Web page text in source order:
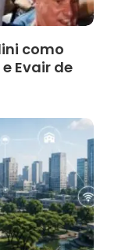
como
Evair de